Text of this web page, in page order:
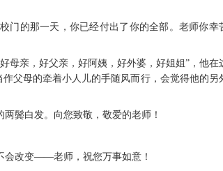
门的那一天，你已经付出了你的全部。老师你幸
母亲，好父亲，好阿姨，好外婆，好姐姐”，他在
父母的牵着小人儿的手随风而行，会觉得他的另
鬓白发。向您致敬，敬爱的老师！
会改变——老师，祝您万事如意！